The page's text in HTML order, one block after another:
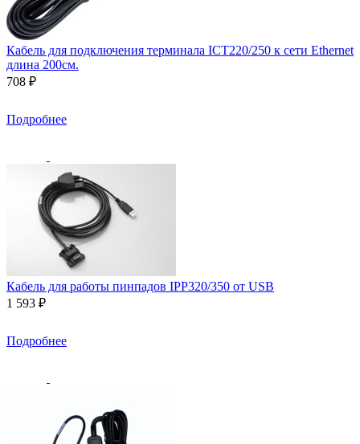
Кабель для подключения терминала ICT220/250 к сети Ethernet
длина 200см.
708 ₽
Подробнее
Кабель для работы пинпадов IPP320/350 от USB
1 593 ₽
Подробнее